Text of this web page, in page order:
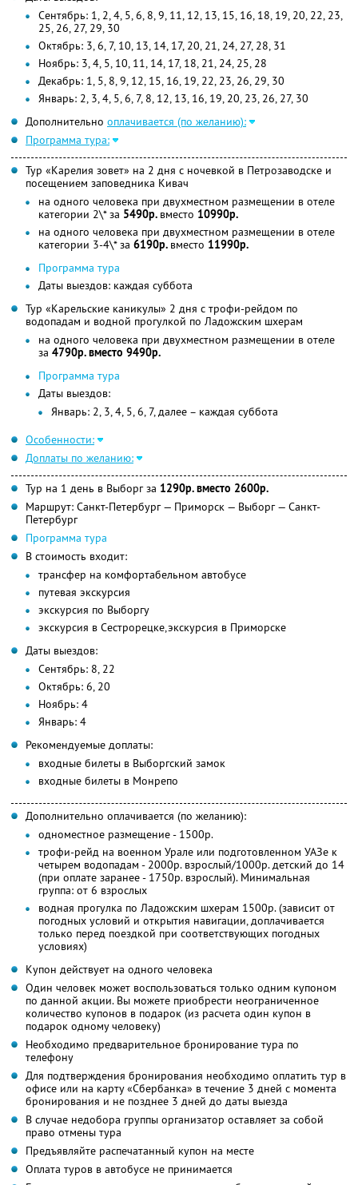
Сентябрь: 1, 2, 4, 5, 6, 8, 9, 11, 12, 13, 15, 16, 18, 19, 20, 22, 23,
25, 26, 27, 29, 30
Октябрь: 3, 6, 7, 10, 13, 14, 17, 20, 21, 24, 27, 28, 31
Ноябрь: 3, 4, 5, 10, 11, 14, 17, 18, 21, 24, 25, 28
Декабрь: 1, 5, 8, 9, 12, 15, 16, 19, 22, 23, 26, 29, 30
Январь: 2, 3, 4, 5, 6, 7, 8, 12, 13, 16, 19, 20, 23, 26, 27, 30
Дополнительно оплачивается (по желанию):
Программа тура:
Тур «Карелия зовет» на 2 дня с ночевкой в Петрозаводске и
посещением заповедника Кивач
на одного человека при двухместном размещении в отеле
категории 2\* за 5490р. вместо 10990р.
на одного человека при двухместном размещении в отеле
категории 3-4\* за 6190р. вместо 11990р.
Программа тура
Даты выездов: каждая суббота
Тур «Карельские каникулы» 2 дня с трофи-рейдом по
водопадам и водной прогулкой по Ладожским шхерам
на одного человека при двухместном размещении в отеле
за 4790р. вместо 9490р.
Программа тура
Даты выездов:
Январь: 2, 3, 4, 5, 6, 7, далее – каждая суббота
Особенности:
Доплаты по желанию:
Тур на 1 день в Выборг за 1290р. вместо 2600р.
Маршрут: Санкт-Петербург — Приморск — Выборг — Санкт-
Петербург
Программа тура
В стоимость входит:
трансфер на комфортабельном автобусе
путевая экскурсия
экскурсия по Выборгу
экскурсия в Сестрорецке,экскурсия в Приморске
Даты выездов:
Сентябрь: 8, 22
Октябрь: 6, 20
Ноябрь: 4
Январь: 4
Рекомендуемые доплаты:
входные билеты в Выборгский замок
входные билеты в Монрепо
Дополнительно оплачивается (по желанию):
одноместное размещение - 1500р.
трофи-рейд на военном Урале или подготовленном УАЗе к
четырем водопадам - 2000р. взрослый/1000р. детский до 14
(при оплате заранее - 1750р. взрослый). Минимальная
группа: от 6 взрослых
водная прогулка по Ладожским шхерам 1500р. (зависит от
погодных условий и открытия навигации, доплачивается
только перед поездкой при соответствующих погодных
условиях)
Купон действует на одного человека
Один человек может воспользоваться только одним купоном
по данной акции. Вы можете приобрести неограниченное
количество купонов в подарок (из расчета один купон в
подарок одному человеку)
Необходимо предварительное бронирование тура по
телефону
Для подтверждения бронирования необходимо оплатить тур в
офисе или на карту «Сбербанка» в течение 3 дней с момента
бронирования и не позднее 3 дней до даты выезда
В случае недобора группы организатор оставляет за собой
право отмены тура
Предъявляйте распечатанный купон на месте
Оплата туров в автобусе не принимается